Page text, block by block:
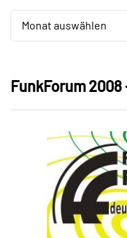
Monat auswählen
Archiv
FunkForum 2008